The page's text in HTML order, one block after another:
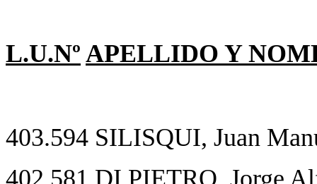
L.U.Nº APELLIDO Y
403.594 SILISQUI, Juan
402.581 DI PIETRO, Jorge